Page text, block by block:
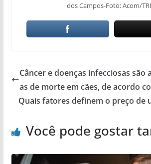
dos Campos-Foto: Acom/
Câncer e doenças infecciosas são
as de morte em cães, de acordo
Quais fatores definem o preço de
Você pode gostar